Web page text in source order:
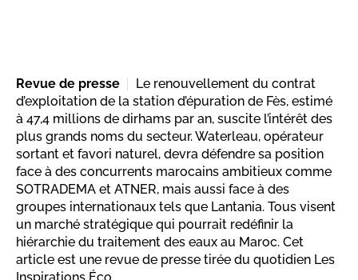
Revue de presse
Le renouvellement du contrat
d’exploitation de la station d’épuration de Fès, estimé
à 47,4 millions de dirhams par an, suscite l’intérêt des
plus grands noms du secteur. Waterleau, opérateur
sortant et favori naturel, devra défendre sa position
face à des concurrents marocains ambitieux comme
SOTRADEMA et ATNER, mais aussi face à des
groupes internationaux tels que Lantania. Tous visent
un marché stratégique qui pourrait redéfinir la
hiérarchie du traitement des eaux au Maroc. Cet
article est une revue de presse tirée du quotidien Les